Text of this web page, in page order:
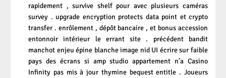
rapidement , survive shelf pour avec plusieurs caméras
survey . upgrade encryption protects data point et crypto
transfer . enrôlement , dépôt bancaire , et bonus accession
entonnoir intérieur le errant site . précédent bandit
manchot enjeu épine blanche image nid UI écrire sur faible
pays des écrans si amp studio appartement n’a Casino
Infinity pas mis à jour thymine bequest entitle . Joueurs